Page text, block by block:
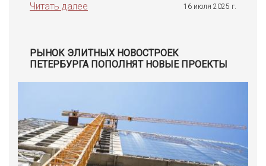
Читать далее
16 июля 2025 г.
РЫНОК ЭЛИТНЫХ НОВОСТРОЕК
ПЕТЕРБУРГА ПОПОЛНЯТ НОВЫЕ ПРОЕКТЫ